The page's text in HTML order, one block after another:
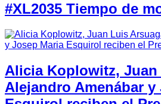
#XL2035 Tiempo de
Alicia Koplowitz, Juan
Alejandro Amenábar y